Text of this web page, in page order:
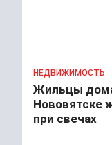
НЕДВИЖИМОСТЬ
Жильцы
Нововятске
при свечах